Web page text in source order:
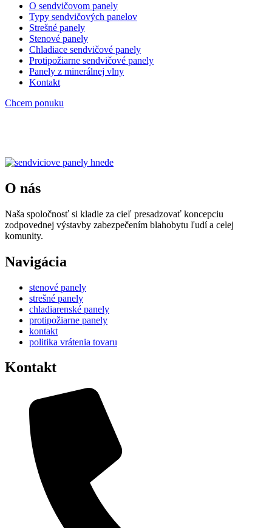
O sendvičovom panely
Typy sendvičových panelov
Strešné panely
Stenové panely
Chladiace sendvičové panely
Protipožiarne sendvičové panely
Panely z minerálnej vlny
Kontakt
Chcem ponuku
O nás
Naša spoločnosť si kladie za cieľ presadzovať koncepciu
zodpovednej výstavby zabezpečením blahobytu ľudí a celej
komunity.
Navigácia
stenové panely
strešné panely
chladiarenské panely
protipožiarne panely
kontakt
politika vrátenia tovaru
Kontakt